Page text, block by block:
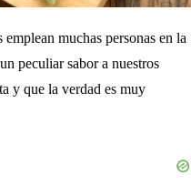
muchas personas en la
peculiar sabor a nuestros
y que la verdad es muy